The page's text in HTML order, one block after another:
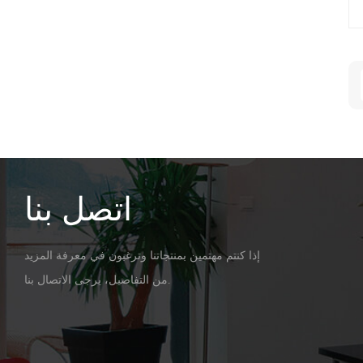
اتصل بنا
إذا كنتم مهتمين بمنتجاتنا وترغبون في معرفة المزيد
من التفاصيل، يرجى الاتصال بنا.